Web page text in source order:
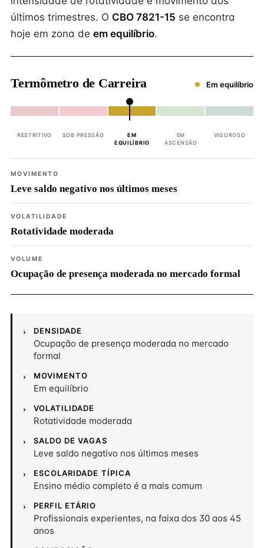
últimos trimestres. O CBO 7821-15 se encontra
hoje em zona de em equilíbrio.
Termômetro de Carreira Em equilíbrio
RESTRITIVO SOB PRESSÃO
EM
EQUILÍBRIO
EM
ASCENSÃO
VIGOROSO
MOVIMENTO
Leve saldo negativo nos últimos meses
VOLATILIDADE
Rotatividade moderada
VOLUME
Ocupação de presença moderada no mercado formal
DENSIDADE
Ocupação de presença moderada no mercado
formal
MOVIMENTO
Em equilíbrio
VOLATILIDADE
Rotatividade moderada
SALDO DE VAGAS
Leve saldo negativo nos últimos meses
ESCOLARIDADE TÍPICA
Ensino médio completo é a mais comum
PERFIL ETÁRIO
Profissionais experientes, na faixa dos 30 aos 45
anos